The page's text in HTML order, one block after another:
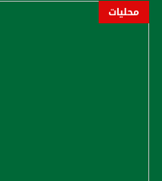
محليات